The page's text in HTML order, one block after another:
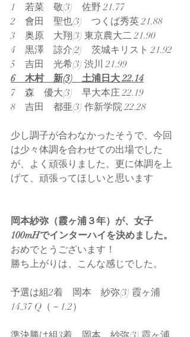
1　若菜　敬(3)　佐野 21.77
2　會田　聖也(3)　つくば秀英 21.88
3　奥原　大翔(3) 東京農大二 21.90
4　黒澤　諒介(2)　茨城キリスト 21.92
5　吉田　光希(3) 渋川 21.99
6　木村　新(3)　土浦日大 22.14
7　森　優大(3)　早大本庄 22.19
8　吉田　都亜(3) 作新学院 22.28
少し調子が合わなかったそうで、今回
は少々体調を合わせての出場でした
が、よく頑張りました。更に体調を上
げて、頑張ってほしいと思います
岡本紗弥（霞ヶ浦３年）が、女子
100mHでインターハイを決めました。
おめでとうございます！
勝ち上がりは、こんな感じでした。
予選は組2着　岡本　紗弥(3) 霞ヶ浦
14.37 Q（－1.2）